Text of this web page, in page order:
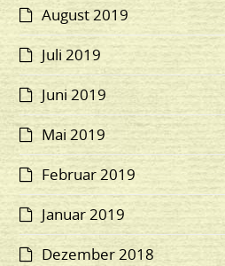
August 2019
Juli 2019
Juni 2019
Mai 2019
Februar 2019
Januar 2019
Dezember 2018